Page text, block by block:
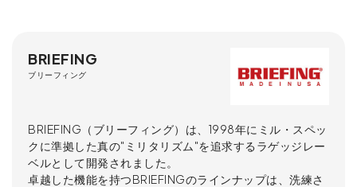
BRIEFING
ブリーフィング
BRIEFING（ブリーフィング）は、1998年にミル・スペッ
クに準拠した真の"ミリタリズム"を追求するラゲッジレー
ベルとして開発されました。
卓越した機能を持つBRIEFINGのラインナップは、洗練さ